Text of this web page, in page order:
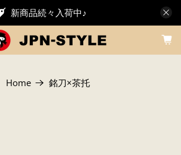
新商品続々入荷中♪
Home 銘刀×茶托